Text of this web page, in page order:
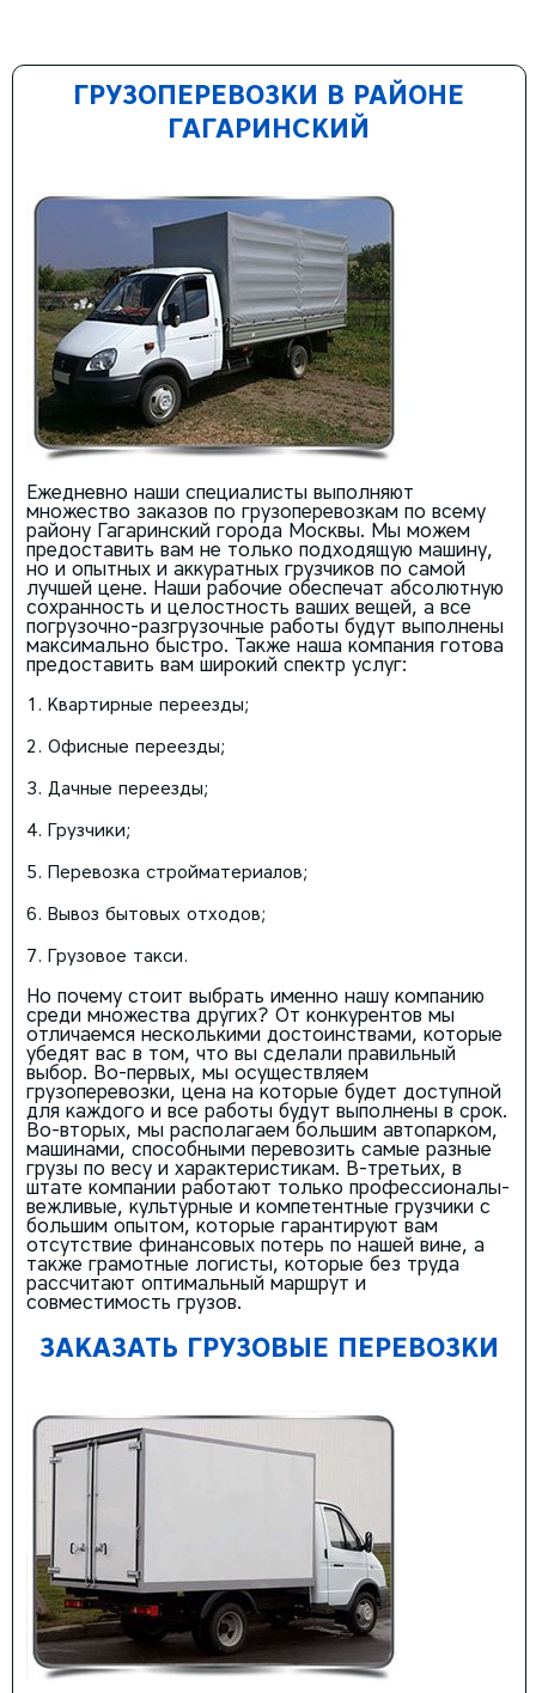
ГРУЗОПЕРЕВОЗКИ В РАЙОНЕ
ГАГАРИНСКИЙ
Ежедневно наши специалисты выполняют
множество заказов по грузоперевозкам по всему
району Гагаринский города Москвы. Мы можем
предоставить вам не только подходящую машину,
но и опытных и аккуратных грузчиков по самой
лучшей цене. Наши рабочие обеспечат абсолютную
сохранность и целостность ваших вещей, а все
погрузочно-разгрузочные работы будут выполнены
максимально быстро. Также наша компания готова
предоставить вам широкий спектр услуг:
Квартирные переезды;
Офисные переезды;
Дачные переезды;
Грузчики;
Перевозка стройматериалов;
Вывоз бытовых отходов;
Грузовое такси.
Но почему стоит выбрать именно нашу компанию
среди множества других? От конкурентов мы
отличаемся несколькими достоинствами, которые
убедят вас в том, что вы сделали правильный
выбор. Во-первых, мы осуществляем
грузоперевозки, цена на которые будет доступной
для каждого и все работы будут выполнены в срок.
Во-вторых, мы располагаем большим автопарком,
машинами, способными перевозить самые разные
грузы по весу и характеристикам. В-третьих, в
штате компании работают только профессионалы-
вежливые, культурные и компетентные грузчики с
большим опытом, которые гарантируют вам
отсутствие финансовых потерь по нашей вине, а
также грамотные логисты, которые без труда
рассчитают оптимальный маршрут и
совместимость грузов.
ЗАКАЗАТЬ ГРУЗОВЫЕ ПЕРЕВОЗКИ